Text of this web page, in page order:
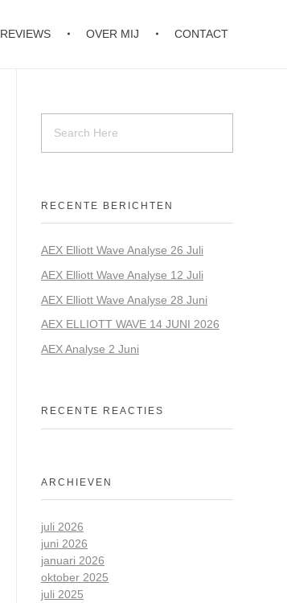
REVIEWS OVER MIJ CONTACT
RECENTE BERICHTEN
AEX Elliott Wave Analyse 26 Juli
AEX Elliott Wave Analyse 12 Juli
AEX Elliott Wave Analyse 28 Juni
AEX ELLIOTT WAVE 14 JUNI 2026
AEX Analyse 2 Juni
RECENTE REACTIES
ARCHIEVEN
juli 2026
juni 2026
januari 2026
oktober 2025
juli 2025